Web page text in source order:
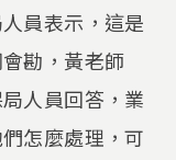
員表示，這是
勘，黃老師
人員回答，業
怎麼處理，可